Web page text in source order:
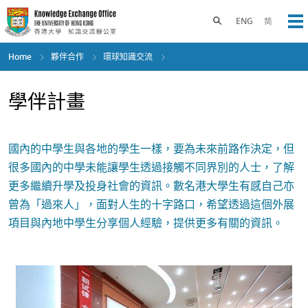
Skip
to
main
content
ENG 简
Toggle search panel
Home 夥伴合作 環球知識交流
學伴計畫
國內的中學生與各地的學生一樣，要為未來前路作決定，但
很多國內的中學未能讓學生透過接觸不同界別的人士，了解
更多繼續升學及投身社會的資訊。數名港大學生有感自己亦
曾為「過來人」，面對人生的十字路口，希望透過這個外展
項目與內地中學生分享個人經驗，提供更多有關的資訊。